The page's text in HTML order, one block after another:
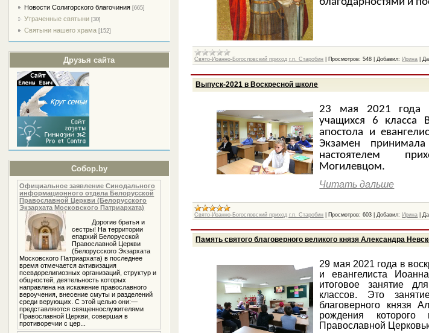
Новости Солигорского благочиния [665]
Утраченные святыни [30]
Святыни нашего храма [152]
Друзья сайта
Собор.by
Официальное заявление Синодального
информационного отдела Белорусской
Православной Церкви (Белорусского
Экзархата Московского Патриархата)
Дорогие братья и
сестры! На территории
епархий Белорусской
Православной Церкви
(Белорусского Экзархата
Московского Патриархата) в последнее
время отмечается активизация
псевдорелигиозных организаций, структур и
общностей, деятельность которых
направлена на искажение православного
вероучения, внесение смуты и разделений
среди верующих. С этой целью они:—
представляются священнослужителями
Православной Церкви, совершая в
противоречии с цер...
Свято-Иоанно-Богословский приход г.п. Старобин Просмотров: 548 |Добавил: Ирина |
Выпуск-2021 в Воскресной школе
23 мая 2021 года
учащихся 6 класса
апостола и
Экзамен
настоятелем
Могилевцом.
Читать дальше
Свято-Иоанно-Богословский приход г.п. Старобин Просмотров: 603 Добавил: Ирина
Память святого благоверного великого князя Александра
29 мая 2021 года в
и евангелиста
итоговое занятие
классов. Это
благоверного князя
рождения
Православной